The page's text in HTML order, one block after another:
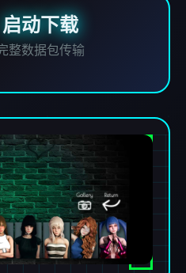
启动下载
整数据包传输